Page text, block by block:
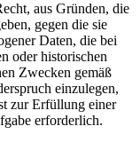
aus Gründen, die
gegen die sie
Daten, die bei
oder historischen
Zwecken gemäß
einzulegen,
zur Erfüllung einer
erforderlich.